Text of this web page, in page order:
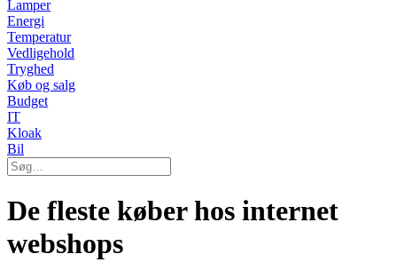
Lamper
Energi
Temperatur
Vedligehold
Tryghed
Køb og salg
Budget
IT
Kloak
Bil
De fleste køber hos internet
webshops